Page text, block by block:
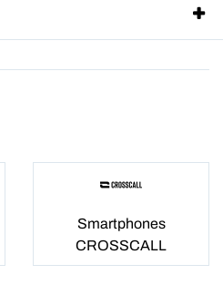
Smartphones
CROSSCALL